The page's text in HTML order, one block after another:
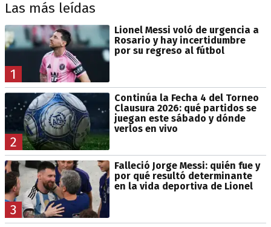
Las más leídas
1
Lionel Messi voló de urgencia a
Rosario y hay incertidumbre
por su regreso al fútbol
2
Continúa la Fecha 4 del Torneo
Clausura 2026: qué partidos se
juegan este sábado y dónde
verlos en vivo
3
Falleció Jorge Messi: quién fue y
por qué resultó determinante
en la vida deportiva de Lionel